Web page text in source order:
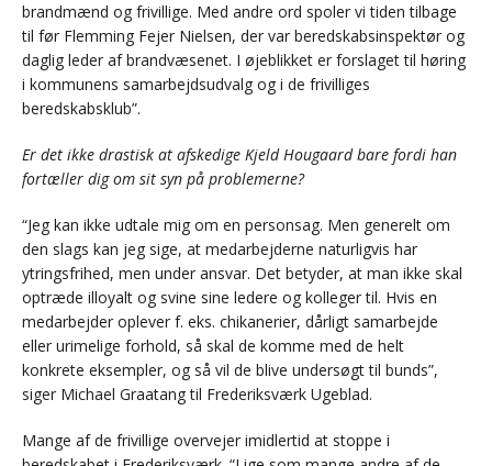
brandmænd og frivillige. Med andre ord spoler vi tiden tilbage
til før Flemming Fejer Nielsen, der var beredskabsinspektør og
daglig leder af brandvæsenet. I øjeblikket er forslaget til høring
i kommunens samarbejdsudvalg og i de frivilliges
beredskabsklub”.
Er det ikke drastisk at afskedige Kjeld Hougaard bare fordi han
fortæller dig om sit syn på problemerne?
“Jeg kan ikke udtale mig om en personsag. Men generelt om
den slags kan jeg sige, at medarbejderne naturligvis har
ytringsfrihed, men under ansvar. Det betyder, at man ikke skal
optræde illoyalt og svine sine ledere og kolleger til. Hvis en
medarbejder oplever f. eks. chikanerier, dårligt samarbejde
eller urimelige forhold, så skal de komme med de helt
konkrete eksempler, og så vil de blive undersøgt til bunds”,
siger Michael Graatang til Frederiksværk Ugeblad.
Mange af de frivillige overvejer imidlertid at stoppe i